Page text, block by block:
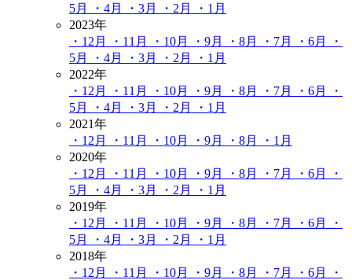
5月
・4月 ・3月 ・2月
・1月
2023年
・12月
・11月 ・10月 ・9月 ・8月 ・7月 ・6月
・
5月
・4月 ・3月 ・2月
・1月
2022年
・12月
・11月 ・10月 ・9月 ・8月 ・7月 ・6月
・
5月
・4月 ・3月 ・2月
・1月
2021年
・12月
・11月 ・10月 ・9月 ・8月
・1月
2020年
・12月
・11月 ・10月 ・9月 ・8月 ・7月 ・6月
・
5月
・4月 ・3月 ・2月
・1月
2019年
・12月
・11月 ・10月 ・9月 ・8月 ・7月 ・6月
・
5月
・4月 ・3月 ・2月
・1月
2018年
・12月
・11月 ・10月 ・9月 ・8月 ・7月 ・6月
・